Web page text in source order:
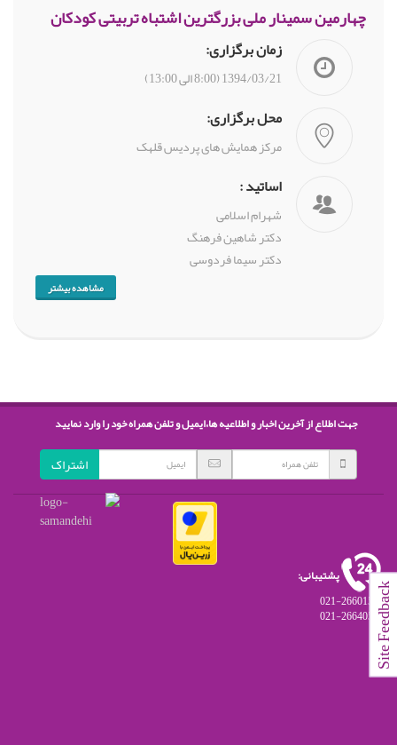
Site
چهارمین سمینار ملی بزرگترین اشتباه تربیتی کودکان
زمان برگزاری:
1394/03/21 (8:00 الی 13:00)
محل برگزاری:
مرکز همایش های پردیس قلهک
اساتید :
شهرام اسلامی
دکتر شاهین فرهنگ
دکتر سیما فردوسی
مشاهده بیشتر
جهت اطلاع از آخرین اخبار و اطلاعیه ها،ایمیل و تلفن همراه خود را وارد نمایید
اشتراک
پشتیبانی:
021-26601541
021-26640559